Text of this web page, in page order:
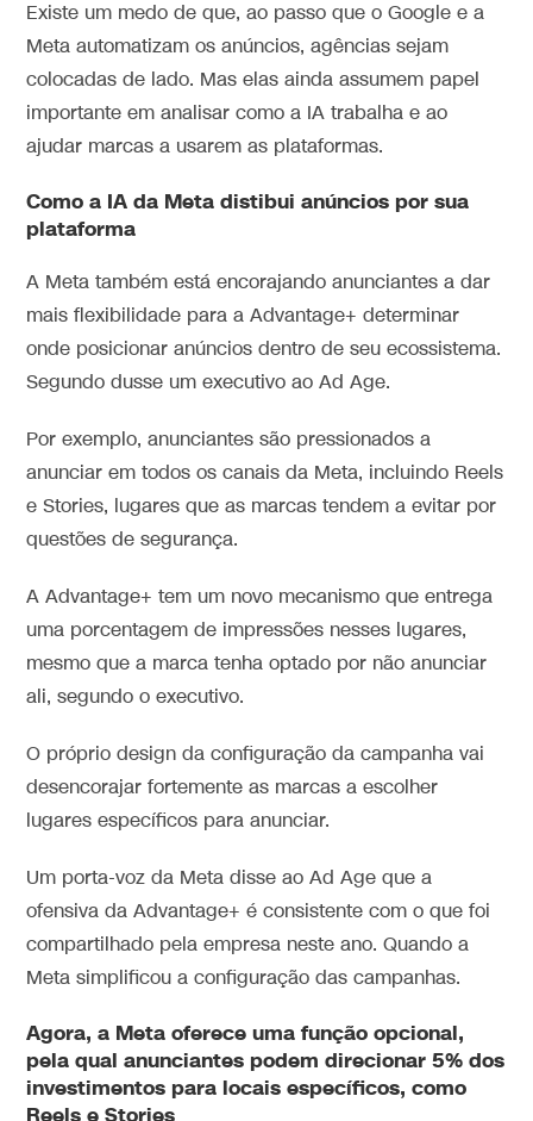
Existe um medo de que, ao passo que o Google e a
Meta automatizam os anúncios, agências sejam
colocadas de lado. Mas elas ainda assumem papel
importante em analisar como a IA trabalha e ao
ajudar marcas a usarem as plataformas.
Como a IA da Meta distibui anúncios por sua
plataforma
A Meta também está encorajando anunciantes a dar
mais flexibilidade para a Advantage+ determinar
onde posicionar anúncios dentro de seu ecossistema.
Segundo dusse um executivo ao Ad Age.
Por exemplo, anunciantes são pressionados a
anunciar em todos os canais da Meta, incluindo Reels
e Stories, lugares que as marcas tendem a evitar por
questões de segurança.
A Advantage+ tem um novo mecanismo que entrega
uma porcentagem de impressões nesses lugares,
mesmo que a marca tenha optado por não anunciar
ali, segundo o executivo.
O próprio design da configuração da campanha vai
desencorajar fortemente as marcas a escolher
lugares específicos para anunciar.
Um porta-voz da Meta disse ao Ad Age que a
ofensiva da Advantage+ é consistente com o que foi
compartilhado pela empresa neste ano. Quando a
Meta simplificou a configuração das campanhas.
Agora, a Meta oferece uma função opcional,
pela qual anunciantes podem direcionar 5% dos
investimentos para locais específicos, como